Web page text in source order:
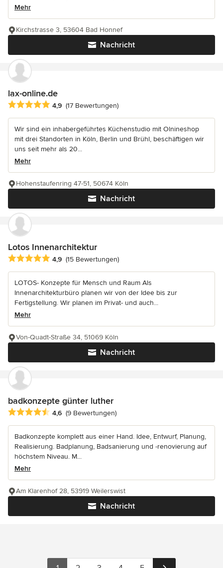
Mehr
Nachricht
Kirchstrasse 3, 53604 Bad Honnef
lax-online.de
Durchschnittliche Bewertung: 4.9 von 5 Sternen
4,9 (17 Bewertungen)
Wir sind ein inhabergeführtes Küchenstudio mit Olnineshop
mit drei Standorten in Köln, Berlin und Brühl, beschäftigen wir
uns seit mehr als 20...
Mehr
Nachricht
Hohenstaufenring 47-51, 50674 Köln
Lotos Innenarchitektur
Durchschnittliche Bewertung: 4.9 von 5 Sternen
4,9 (15 Bewertungen)
LOTOS- Konzepte für Mensch und Raum Als
Innenarchitekturbüro planen wir von der Idee bis zur
Fertigstellung. Wir planen im Privat- und auch...
Mehr
Nachricht
Von-Quadt-Straße 34, 51069 Köln
badkonzepte günter luther
Durchschnittliche Bewertung: 4.6 von 5 Sternen
4,6 (9 Bewertungen)
Badkonzepte komplett aus einer Hand. Idee, Entwurf, Planung,
Realisierung. Badplanung, Badsanierung und -renovierung auf
höchstem Niveau. M...
Mehr
Nachricht
Am Klarenhof 28, 53919 Weilerswist